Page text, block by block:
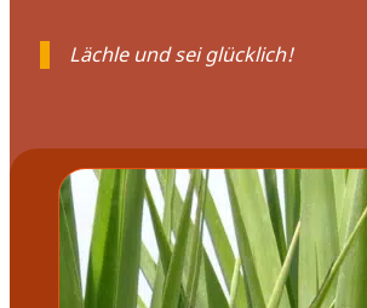
Lächle und sei glücklich!